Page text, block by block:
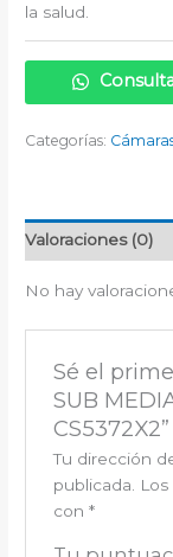
la salud.
Categorías:
Valoraciones (0)
No hay
Sé el
SUB
CS5372X2”
Tu dirección
publicada.
con *